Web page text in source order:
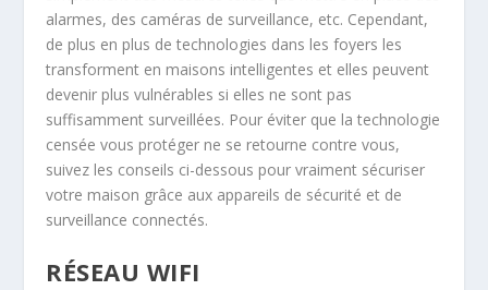
alarmes, des caméras de surveillance, etc. Cependant,
de plus en plus de technologies dans les foyers les
transforment en maisons intelligentes et elles peuvent
devenir plus vulnérables si elles ne sont pas
suffisamment surveillées. Pour éviter que la technologie
censée vous protéger ne se retourne contre vous,
suivez les conseils ci-dessous pour vraiment sécuriser
votre maison grâce aux appareils de sécurité et de
surveillance connectés.
​RÉSEAU WIFI